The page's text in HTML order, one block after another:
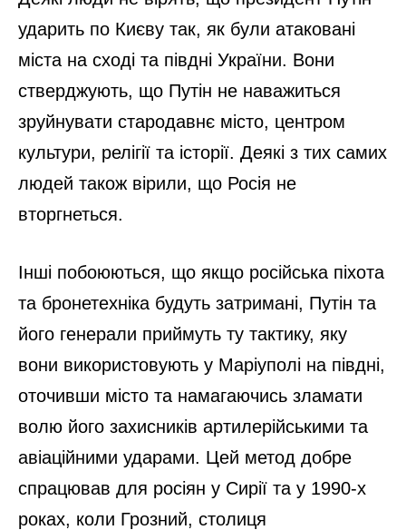
ударить по Києву так, як були атаковані
міста на сході та півдні України. Вони
стверджують, що Путін не наважиться
зруйнувати стародавнє місто, центром
культури, релігії та історії. Деякі з тих самих
людей також вірили, що Росія не
вторгнеться.
Інші побоюються, що якщо російська піхота
та бронетехніка будуть затримані, Путін та
його генерали приймуть ту тактику, яку
вони використовують у Маріуполі на півдні,
оточивши місто та намагаючись зламати
волю його захисників артилерійськими та
авіаційними ударами. Цей метод добре
спрацював для росіян у Сирії та у 1990-х
роках, коли Грозний, столиця